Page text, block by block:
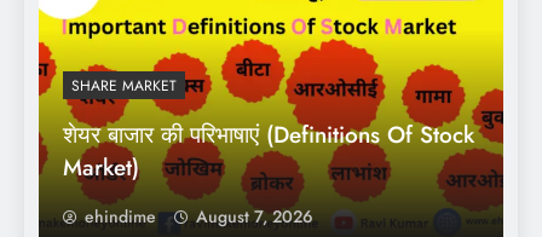
SHARE MARKET
शेयर बाजार की परिभाषाएं (Definitions Of Stock
Market)
ehindime August 7, 2026